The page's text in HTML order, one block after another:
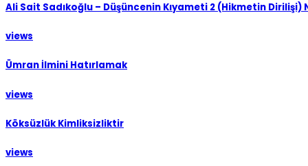
Ali Sait Sadıkoğlu – Düşüncenin Kıyameti 2 (Hikmetin Dirilişi)
views
Ümran İlmini Hatırlamak
views
Köksüzlük Kimliksizliktir
views